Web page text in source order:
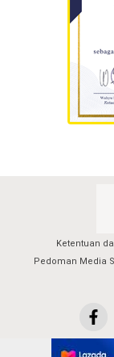
Ketentuan
Pedoman Media